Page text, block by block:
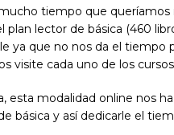
tiempo que
plan lector de básica (460
ya que no nos da el tiempo
visite cada uno de los
esta modalidad online nos
básica y así dedicarle el